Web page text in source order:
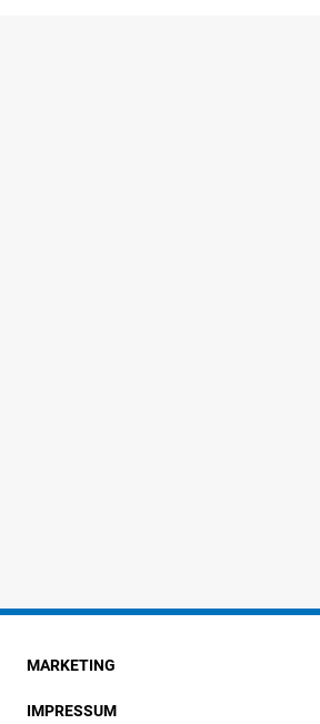
MARKETING
IMPRESSUM